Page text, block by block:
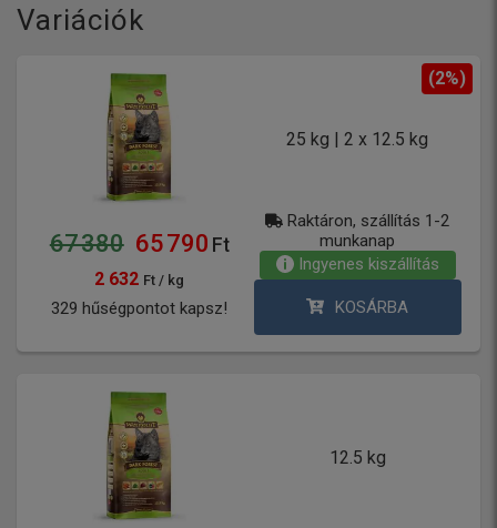
Variációk
25 kg | 2 x 12.5 kg
(2%)
67 380 65 790 Ft
2 632 Ft / kg
329 hűségpontot kapsz!
Raktáron, szállítás 1-2
munkanap
Ingyenes kiszállítás
KOSÁRBA
12.5 kg